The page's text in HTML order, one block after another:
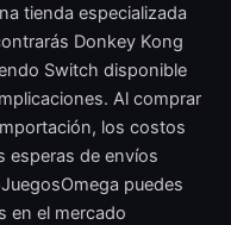
tienda especializada
Donkey Kong
Switch disponible
Al comprar
los costos
esperas de envíos
puedes
en el mercado